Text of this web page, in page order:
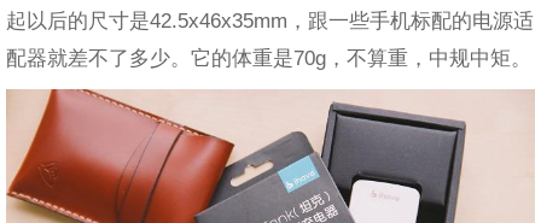
起以后的尺寸是42.5x46x35mm，跟一些手机标配的电源适
配器就差不了多少。它的体重是70g，不算重，中规中矩。